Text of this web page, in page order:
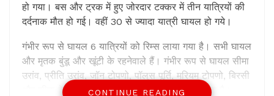
हो गया। बस और ट्रक में हुए जोरदार टक्‍कर में तीन यात्रियों की
दर्दनाक मौत हो गई। वहीं 30 से ज्‍यादा यात्री घायल हो गये।
गंभीर रूप से घायल 6 यात्रियों को रि‍म्‍स लाया गया है। सभी घायल
और मृतक‍ बुंडू और खूंटी के रहनेवाले हैं। गंभीर रूप से घायल सीमा
उरांव, प्रीति उरांव, जॉन टोपणो, पॉलुस पूर्ति, मरियम टोपणो, बिरसी
और सीता देवी को रिम्‍स के ट्रॉमा सेंटर में भर्ती किया गया है।
CONTINUE READING